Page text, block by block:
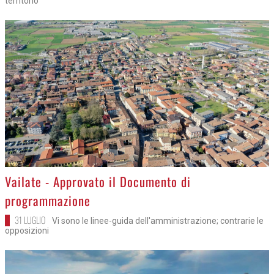
>
Vailate - Approvato il Documento di
programmazione
31 LUGLIO
Vi sono le linee-guida dell'amministrazione; contrarie le
opposizioni